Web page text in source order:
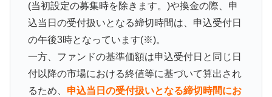
(当初設定の募集時を除きます。)や換金の際、申
込当日の受付扱いとなる締切時間は、申込受付日
の午後3時となっています(※)。
一方、ファンドの基準価額は申込受付日と同じ日
付以降の市場における終値等に基づいて算出され
るため、 申込当日の受付扱いとなる締切時間にお